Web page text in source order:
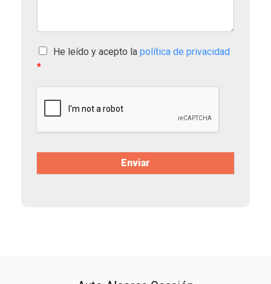
He leído y acepto la política de privacidad
*
Enviar